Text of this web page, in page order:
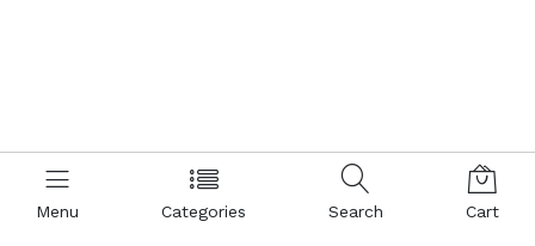
Menu Categories Search Cart